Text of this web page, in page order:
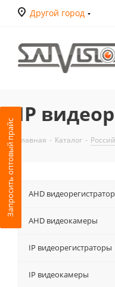
Другой город
IP
Главная - Каталог -
АНD
AHD видеокамеры
IP видеорегистраторы
IP видеокамеры
Запросить оптовый прайс